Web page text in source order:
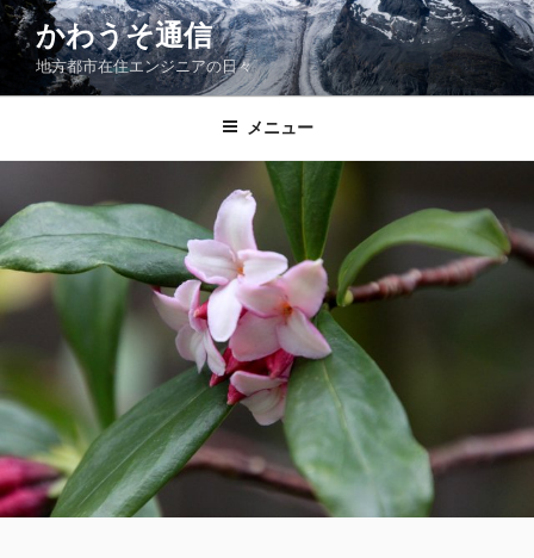
コ
ン
ン
キ
ッ
プ
かわうそ通信
地方都市在住エンジニアの日々
メニュー